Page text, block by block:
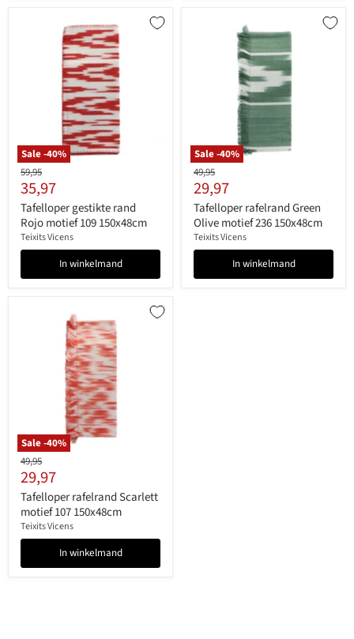
Sale -40%
Originele
prijs
59,95
Huidige
prijs
35,97
Tafelloper gestikte rand
Rojo motief 109 150x48cm
Teixits Vicens
In winkelmand
Sale -40%
Originele
prijs
49,95
Huidige
prijs
29,97
Tafelloper rafelrand Green
Olive motief 236 150x48cm
Teixits Vicens
In winkelmand
Sale -40%
Originele
prijs
49,95
Huidige
prijs
29,97
Tafelloper rafelrand Scarlett
motief 107 150x48cm
Teixits Vicens
In winkelmand